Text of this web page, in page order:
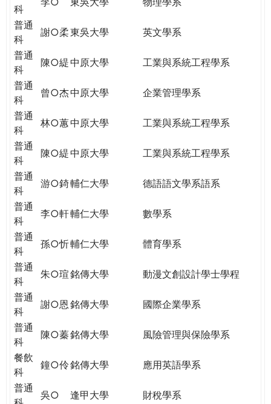
科
普通
科
謝○柔東吳大學
英文學系
普通
科
陳○緹中原大學
工業與系統工程學系
普通
科
曾○杰中原大學
企業管理學系
普通
科
林○蕙中原大學
工業與系統工程學系
普通
科
陳○緹中原大學
工業與系統工程學系
普通
科
游○錡輔仁大學
德語語文學系語系
普通
科
李○軒輔仁大學
數學系
普通
科
孫○忻輔仁大學
體育學系
普通
科
朱○瑄銘傳大學
動漫文創設計學士學程
普通
科
謝○恩 銘傳大學
國際企業學系
普通
科
陳○蓁銘傳大學
風險管理與保險學系
餐飲
科
鐘○伶銘傳大學
應用英語學系
普通
吳○ 逢甲大學 財稅學系